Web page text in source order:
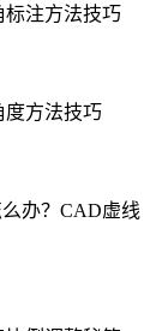
注方法技巧
方法技巧
办？CAD虚线